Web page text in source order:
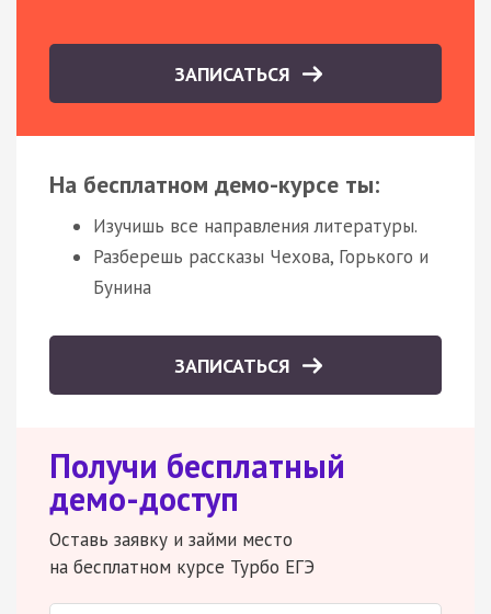
ЗАПИСАТЬСЯ
На бесплатном демо-курсе ты:
Изучишь все направления литературы.
Разберешь рассказы Чехова, Горького и
Бунина
ЗАПИСАТЬСЯ
Получи бесплатный
демо-доступ
Оставь заявку и займи место
на бесплатном курсе Турбо ЕГЭ